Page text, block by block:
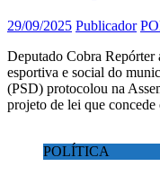
29/09/2025 Publicador
Deputado Cobra Repórter
esportiva e social do
(PSD) protocolou na
projeto de lei que
POLÍTICA